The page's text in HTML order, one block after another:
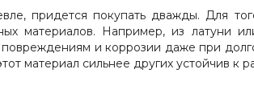
придется покупать дважды. Для
материалов. Например, из латуни
и коррозии даже при
материал сильнее других устойчив к